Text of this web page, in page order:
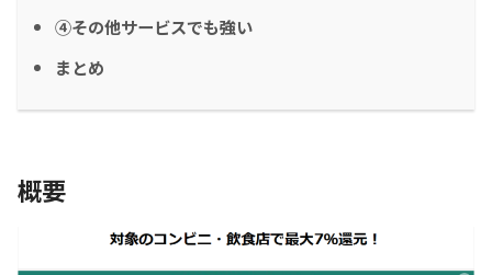
④その他サービスでも強い
まとめ
概要